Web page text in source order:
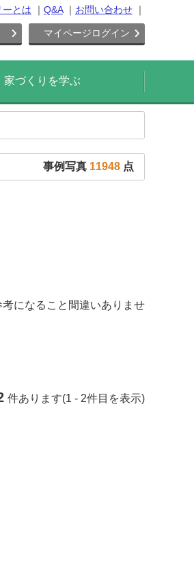
とは Q&A お問い合わせ
マイページログイン
家づくりを学ぶ
事例写真 11948 点
になること間違いありませ
件あります(1 - 2件目を表示)